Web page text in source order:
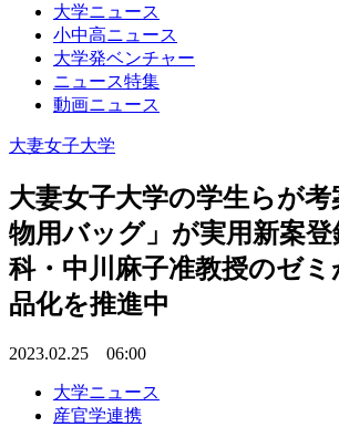
大学ニュース
小中高ニュース
大学発ベンチャー
ニュース特集
動画ニュース
大妻女子大学
大妻女子大学の学生らが
物用バッグ」が実用新案
科・中川麻子准教授のゼ
品化を推進中
2023.02.25 06:00
大学ニュース
産官学連携